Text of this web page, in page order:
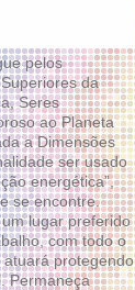
pelos
da
Seres
ao Planeta
a Dimensões
ser usado
energética”,
se encontre.
lugar preferido
com todo o
protegendo
Permaneça